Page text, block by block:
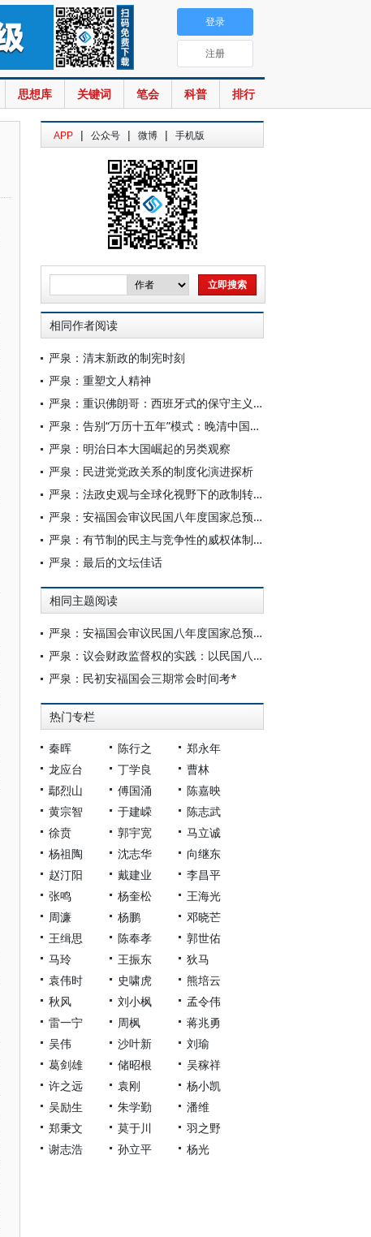
思想库 关键词 笔会 科普 排行
登录
注册
APP | 公众号 | 微博 | 手机版
相同作者阅读
严泉：清末新政的制宪时刻
严泉：重塑文人精神
严泉：重识佛朗哥：西班牙式的保守主义政治家
严泉：告别“万历十五年”模式：晚清中国的法政转型
严泉：明治日本大国崛起的另类观察
严泉：民进党党政关系的制度化演进探析
严泉：法政史观与全球化视野下的政制转型
严泉：安福国会审议民国八年度国家总预算案探析
严泉：有节制的民主与竞争性的威权体制：“新加坡模式”能走多远？
严泉：最后的文坛佳话
相同主题阅读
严泉：安福国会审议民国八年度国家总预算案探析
严泉：议会财政监督权的实践：以民国八年度国家总预算案为例
严泉：民初安福国会三期常会时间考*
热门专栏
秦晖 陈行之
郑永年
龙应台
丁学良
曹林
鄢烈山
傅国涌
陈嘉映
黄宗智
于建嵘
陈志武
徐贲
郭宇宽
马立诚
杨祖陶
沈志华
向继东
赵汀阳
戴建业
李昌平
张鸣
杨奎松
王海光
周濂
杨鹏
邓晓芒
王缉思
陈奉孝
郭世佑
马玲
王振东
狄马
袁伟时
史啸虎
熊培云
秋风
刘小枫
孟令伟
雷一宁
周枫
蒋兆勇
吴伟
沙叶新
刘瑜
葛剑雄
储昭根
吴稼祥
许之远
袁刚
杨小凯
吴励生
朱学勤
潘维
郑秉文
莫于川
羽之野
谢志浩
孙立平 杨光